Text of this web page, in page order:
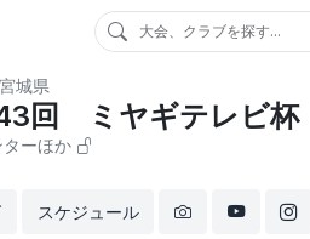
大会、クラブを探す...
宮城県
回 ミヤギテレビ杯
ーほか
スケジュール